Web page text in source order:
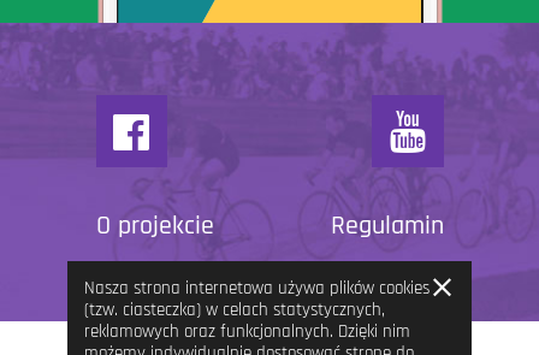
O projekcie Regulamin
Nasza strona internetowa używa plików cookies
(tzw. ciasteczka) w celach statystycznych,
reklamowych oraz funkcjonalnych. Dzięki nim